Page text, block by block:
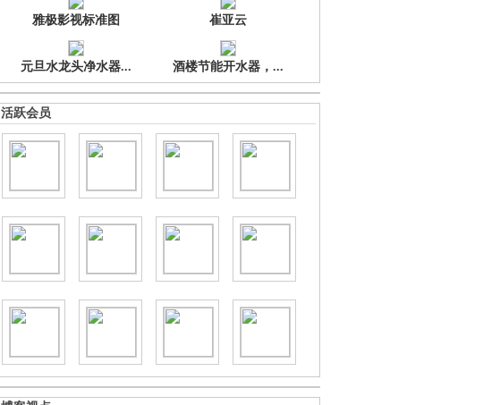
雅极影视标准图 崔亚云
元旦水龙头净水器... 酒楼节能开水器，...
活跃会员